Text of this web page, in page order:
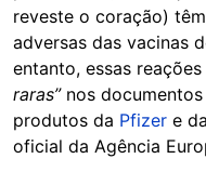
reveste o coração)
adversas das vacinas
entanto, essas
raras”nos
produtos da Pfizer e da
oficial da Agência